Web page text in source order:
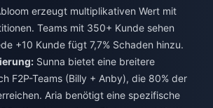
erzeugt multiplikativen Wert mit
Teams mit 350+ Kunde sehen
+10 Kunde fügt 7,7% Schaden hinzu.
Sunna bietet eine breitere
F2P-Teams (Billy + Anby), die 80% der
Aria benötigt eine spezifische